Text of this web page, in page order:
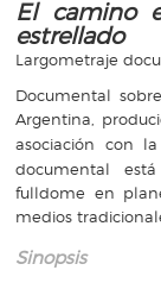
El camino
estrellado
Largometraje
Documental
Argentina,
asociación con
documental
fulldome en
medios
Sinopsis